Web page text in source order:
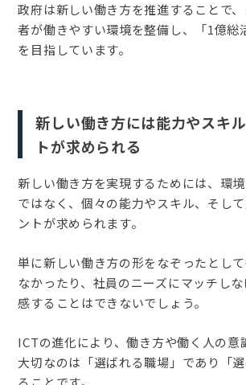
政府は新しい働き方を推進することで
者が働きやすい環境を整備し、「1億総
を目指しています。
新しい働き方には能力やスキ
トが求められる
新しい働き方を実現するためには、環
ではなく、個々の能力やスキル、そし
ントが求められます。
単に新しい働き方の形をなぞったとし
なかったり、社員のニーズにマッチし
感することはできないでしょう。
ICTの進化により、働き方や働く人の意
大切なのは「選ばれる職場」であり「